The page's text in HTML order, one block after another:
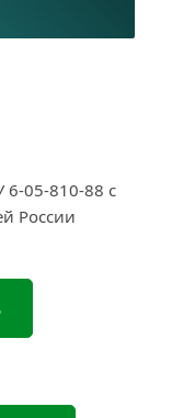
6-05-810-88 с
России